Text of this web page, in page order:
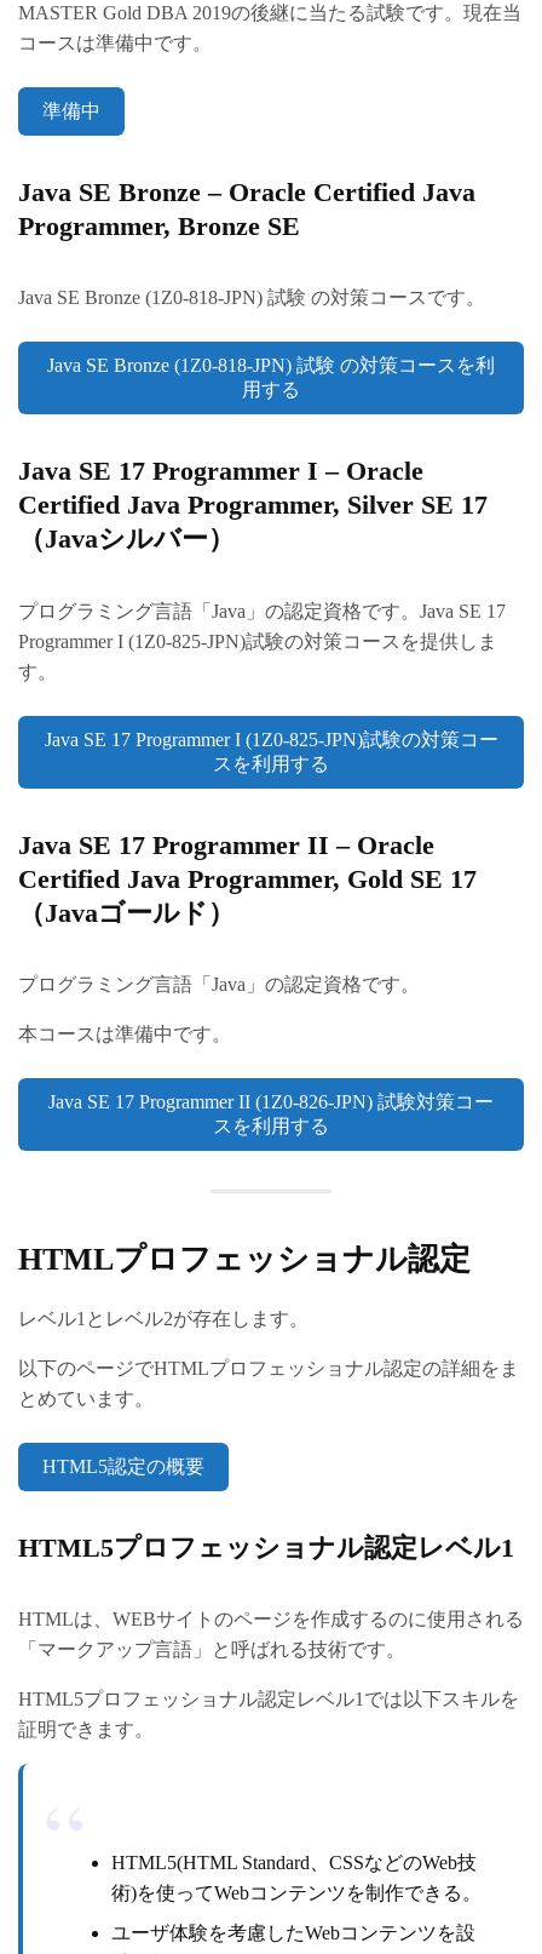
MASTER Gold DBA 2019の後継に当たる試験です。現在当
コースは準備中です。
準備中
Java SE Bronze – Oracle Certified Java
Programmer, Bronze SE
Java SE Bronze (1Z0-818-JPN) 試験 の対策コースです。
Java SE Bronze (1Z0-818-JPN) 試験 の対策コースを利
用する
Java SE 17 Programmer I – Oracle
Certified Java Programmer, Silver SE 17
（Javaシルバー）
プログラミング言語「Java」の認定資格です。Java SE 17
Programmer I (1Z0-825-JPN)試験の対策コースを提供しま
す。
Java SE 17 Programmer I (1Z0-825-JPN)試験の対策コー
スを利用する
Java SE 17 Programmer II – Oracle
Certified Java Programmer, Gold SE 17
（Javaゴールド）
プログラミング言語「Java」の認定資格です。
本コースは準備中です。
Java SE 17 Programmer II (1Z0-826-JPN) 試験対策コー
スを利用する
HTMLプロフェッショナル認定
レベル1とレベル2が存在します。
以下のページでHTMLプロフェッショナル認定の詳細をま
とめています。
HTML5認定の概要
HTML5プロフェッショナル認定レベル1
HTMLは、WEBサイトのページを作成するのに使用される
「マークアップ言語」と呼ばれる技術です。
HTML5プロフェッショナル認定レベル1では以下スキルを
証明できます。
HTML5(HTML Standard、CSSなどのWeb技
術)を使ってWebコンテンツを制作できる。
ユーザ体験を考慮したWebコンテンツを設